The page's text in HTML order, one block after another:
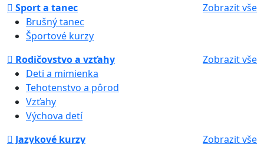
Sport a tanec
Zobrazit vše
Brušný tanec
Športové kurzy
Rodičovstvo a vzťahy
Zobrazit vše
Deti a mimienka
Tehotenstvo a pôrod
Vzťahy
Výchova detí
Jazykové kurzy
Zobrazit vše